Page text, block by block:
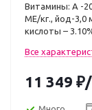
Витамины: А -
МЕ/кг., йод-3,0
кислоты –
Все
11 349 ₽